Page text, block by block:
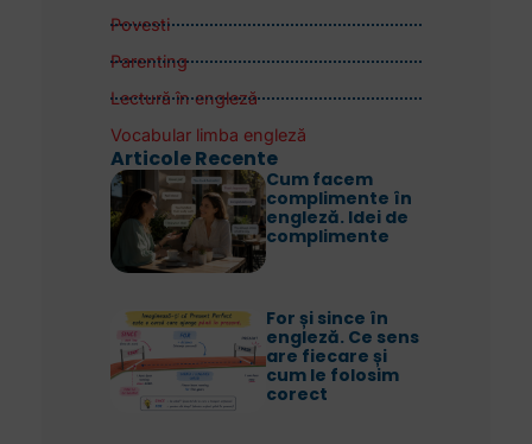
Povesti
Parenting
Lectură în engleză
Vocabular limba engleză
Articole Recente
Cum facem
complimente în
engleză. Idei de
complimente
For și since în
engleză. Ce sens
are fiecare și
cum le folosim
corect